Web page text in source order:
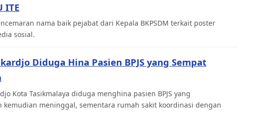
ITE
nama baik pejabat dari Kepala BKPSDM terkait poster
sosial.
Diduga Hina Pasien BPJS yang Sempat
Kota Tasikmalaya diduga menghina pasien BPJS yang
meninggal, sementara rumah sakit koordinasi dengan